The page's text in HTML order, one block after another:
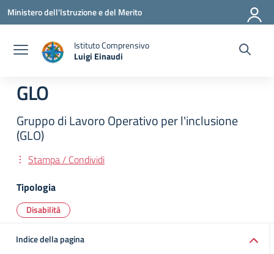
Vai ai contenuti
Vai al menu di navigazione
Vai al footer
Ministero dell'Istruzione e del Merito
Istituto Comprensivo
Luigi Einaudi
— Visita la pagina iniziale della scuola
GLO
Gruppo di Lavoro Operativo per l'inclusione
(GLO)
Stampa / Condividi
Tipologia
Disabilità
Indice della pagina